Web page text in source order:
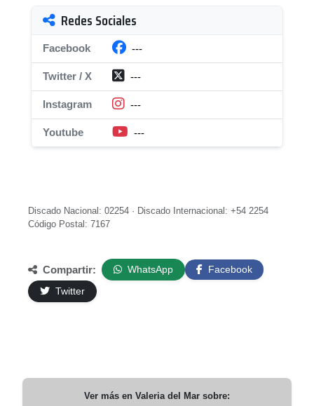
Redes Sociales
Facebook ---
Twitter / X ---
Instagram ---
Youtube ---
Discado Nacional: 02254 · Discado Internacional: +54 2254
Código Postal: 7167
Compartir: WhatsApp
Facebook
Twitter
Ver más en Valeria del Mar sobre: